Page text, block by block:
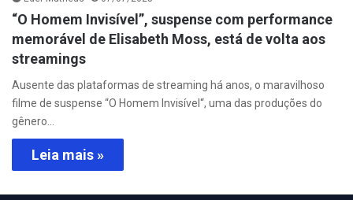
“O Homem Invisível”, suspense com performance
memorável de Elisabeth Moss, está de volta aos
streamings
Ausente das plataformas de streaming há anos, o maravilhoso
filme de suspense “O Homem Invisível“, uma das produções do
gênero…
Leia mais »